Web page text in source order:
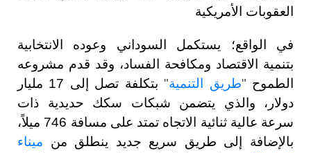
العقوبات الأمريكية
في الواقع؛ يستكمل السوداني وعوده الانتخابية
بتنمية الاقتصاد ومكافحة الفساد، وقد قدم مشروعه
الطموح "طريق التنمية"
بتكلفة تصل إلى 17 مليار
دولار، والذي يتضمن شبكات سكك حديدية ذات
سرعة عالية ثنائية الاتجاه تمتد على مسافة 746 ميلاً،
بالإضافة إلى طريق سريع جديد ينطلق من
ميناء